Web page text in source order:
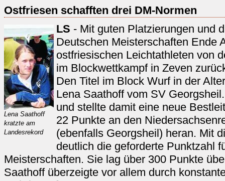
Ostfriesen schafften drei DM-Normen
Lena Saathoff
kratzte am
Landesrekord
LS - Mit guten Platzierungen und
Deutschen Meisterschaften Ende
ostfriesischen Leichtathleten von
im Blockwettkampf in Zeven
Den Titel im Block Wurf in der
Lena Saathoff vom SV
und stellte damit eine neue
22 Punkte an den
(ebenfalls Georgsheil) heran. Mit
deutlich die geforderte Punktzahl
Meisterschaften. Sie lag über 300 Punkte
Saathoff überzeigte vor allem durch